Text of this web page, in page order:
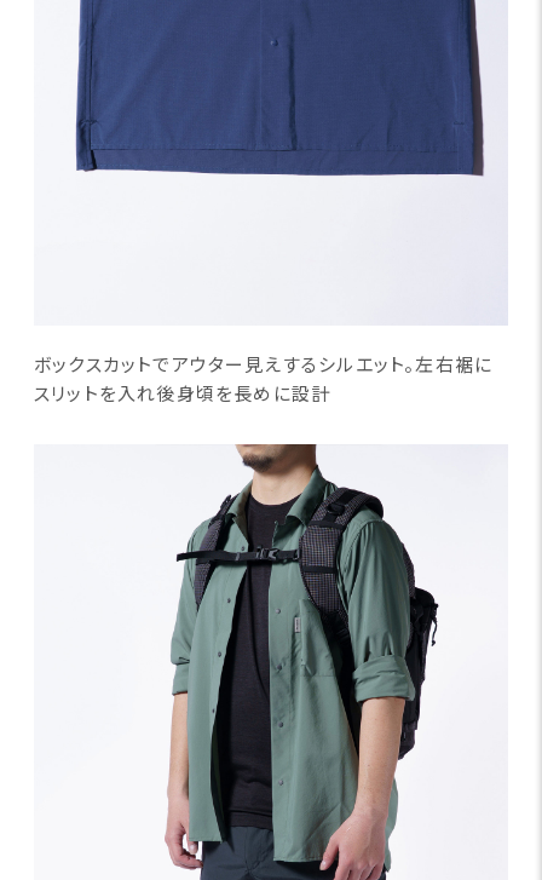
ボックスカットでアウター見えするシルエット。左右裾に
スリットを入れ後身頃を長めに設計